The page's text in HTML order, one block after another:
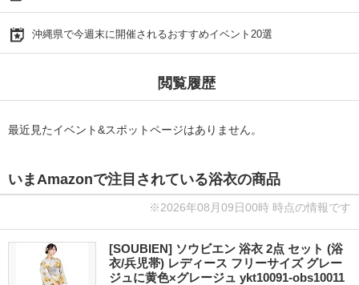
沖縄県で今週末に開催されるおすすめイベント20選
閲覧履歴
最近見たイベント&スポットページはありません。
いまAmazonで注目されている浴衣の商品
※2026年08月09日00時 時点の情報です
[SOUBIEN] ソウビエン 浴衣 2点 セット (浴
衣/兵児帯) レディース フリーサイズ グレー
ジュに黄色×グレージュ ykt10091-obs10011